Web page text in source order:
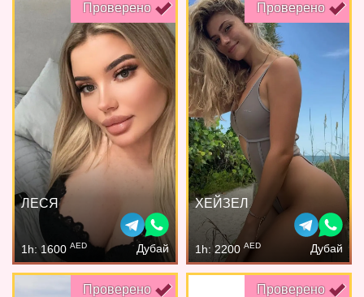
Проверено
ЛЕСЯ
1h: 1600 AED Дубай
Проверено
ХЕЙЗЕЛ
1h: 2200 AED Дубай
Проверено Проверено